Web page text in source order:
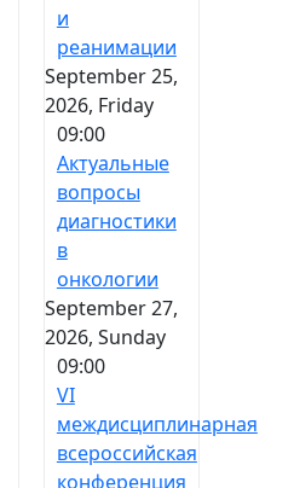
и
реанимации
September 25,
2026, Friday
09:00
Актуальные
вопросы
диагностики
в
онкологии
September 27,
2026, Sunday
09:00
VI
междисциплинарная
всероссийская
конференция